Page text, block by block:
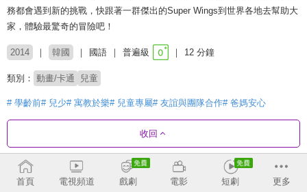
務都會遇到新的挑戰，快跟著一群傑出的Super Wings到世界各地去幫助大
家，體驗最驚奇的冒險吧！
2014 韓國 國語 普遍級 12 分鐘
類別： 動畫/卡通 兒童
# 學齡前# 兒少# 寓教於樂# 兒童專屬# 友誼與團隊合作# 爸媽安心
收回
劇集列表 收合
首頁 電視頻道 戲劇 電影 短劇 更多